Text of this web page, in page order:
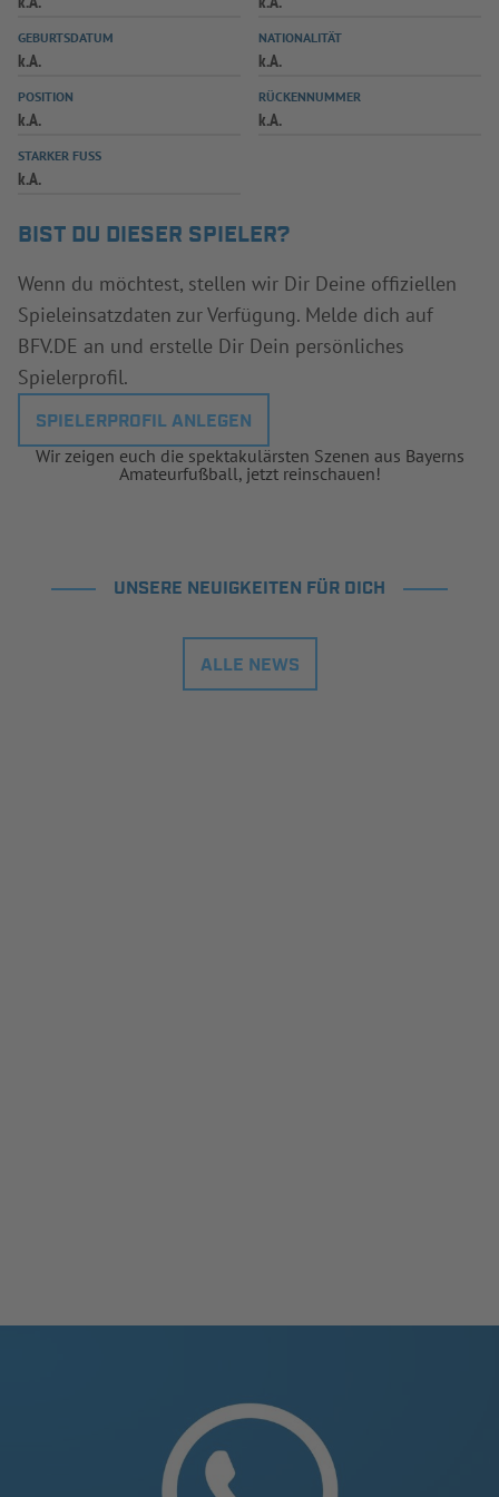
SPIELPLUS
GEBURTSDATUM
k.A.
NATIONALITÄT
k.A.
POSITION
k.A.
RÜCKENNUMMER
k.A.
STARKER FUSS
k.A.
BIST DU DIESER SPIELER?
Wenn du möchtest, stellen wir Dir Deine offiziellen
Spieleinsatzdaten zur Verfügung. Melde dich auf
BFV.DE an und erstelle Dir Dein persönliches
Spielerprofil.
SPIELERPROFIL ANLEGEN
Wir zeigen euch die spektakulärsten Szenen aus Bayerns
Amateurfußball, jetzt reinschauen!
UNSERE NEUIGKEITEN FÜR DICH
ALLE NEWS